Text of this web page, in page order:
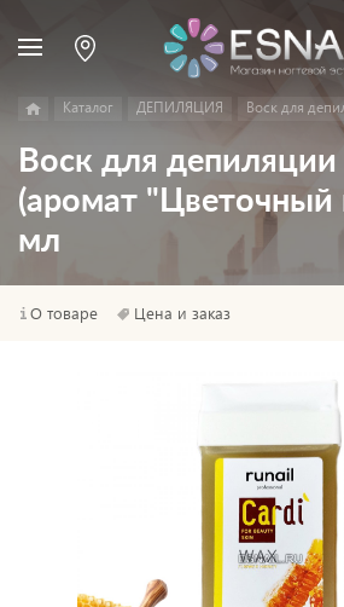
Каталог ДЕПИЛЯЦИЯ Воск для
Воск для депиляции
(аромат "Цветочный
мл
О товаре Цена и заказ